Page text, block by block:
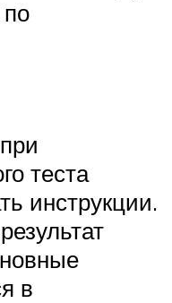
по
теста
инструкции.
в